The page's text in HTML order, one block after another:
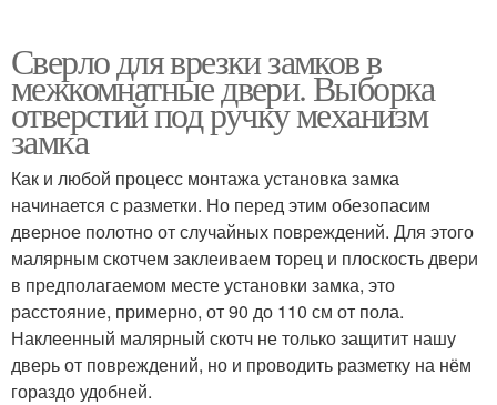
Сверло для врезки замков в
межкомнатные двери. Выборка
отверстий под ручку механизм
замка
Как и любой процесс монтажа установка замка
начинается с разметки. Но перед этим обезопасим
дверное полотно от случайных повреждений. Для этого
малярным скотчем заклеиваем торец и плоскость двери
в предполагаемом месте установки замка, это
расстояние, примерно, от 90 до 110 см от пола.
Наклеенный малярный скотч не только защитит нашу
дверь от повреждений, но и проводить разметку на нём
гораздо удобней.